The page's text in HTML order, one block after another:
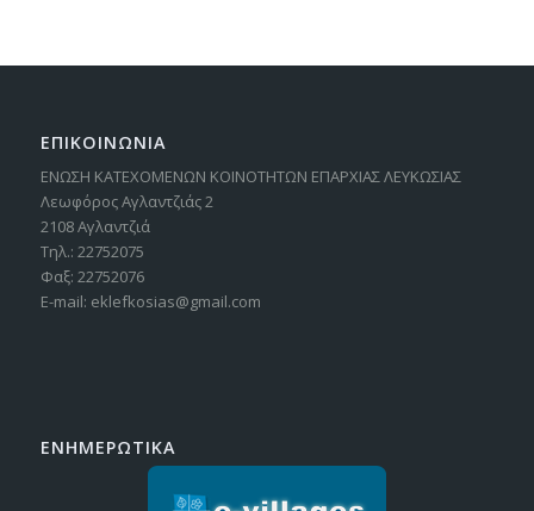
ΕΠΙΚΟΙΝΩΝΙΑ
ΕΝΩΣΗ ΚΑΤΕΧΟΜΕΝΩΝ ΚΟΙΝΟΤΗΤΩΝ ΕΠΑΡΧΙΑΣ ΛΕΥΚΩΣΙΑΣ
Λεωφόρος Αγλαντζιάς 2
2108 Αγλαντζιά
Τηλ.: 22752075
Φαξ: 22752076
E-mail: eklefkosias@gmail.com
ΕΝΗΜΕΡΩΤΙΚΑ